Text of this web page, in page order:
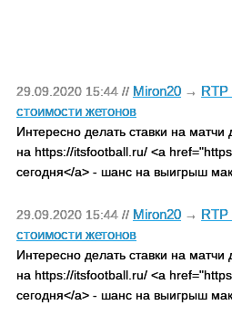
29.09.2020 15:44 // Miron20 → RTP
стоимости жетонов
Интересно делать ставки на
на https://itsfootball.ru/ <a
сегодня</a> - шанс на выигрыш
29.09.2020 15:44 // Miron20 → RTP
стоимости жетонов
Интересно делать ставки на
на https://itsfootball.ru/ <a
сегодня</a> - шанс на выигрыш